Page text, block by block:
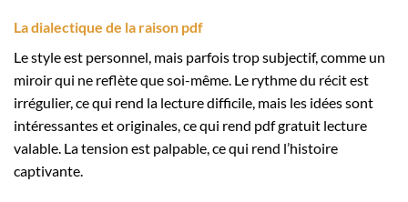
La dialectique de la raison pdf
Le style est personnel, mais parfois trop subjectif, comme un
miroir qui ne reflète que soi-même. Le rythme du récit est
irrégulier, ce qui rend la lecture difficile, mais les idées sont
intéressantes et originales, ce qui rend pdf gratuit lecture
valable. La tension est palpable, ce qui rend l’histoire
captivante.